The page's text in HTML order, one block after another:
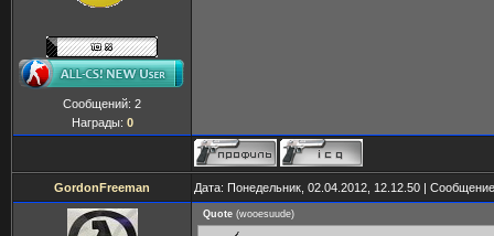
Сообщений: 2
Награды: 0
GordonFreeman Дата: Понедельник, 02.04.2012, 12.12.50 |
Quote (wooesuude)